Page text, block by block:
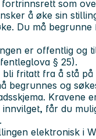
fortrinnsrett som
å øke sin
Du må
er offentlig og
§ 25).
bli fritatt fra å stå
begrunnes og
Kravene
får du
elektronisk i